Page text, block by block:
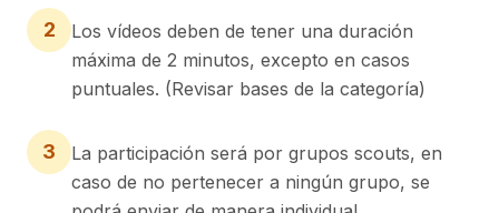
2
Los vídeos deben de tener una duración
máxima de 2 minutos, excepto en casos
puntuales. (Revisar bases de la categoría)
3
La participación será por grupos scouts, en
caso de no pertenecer a ningún grupo, se